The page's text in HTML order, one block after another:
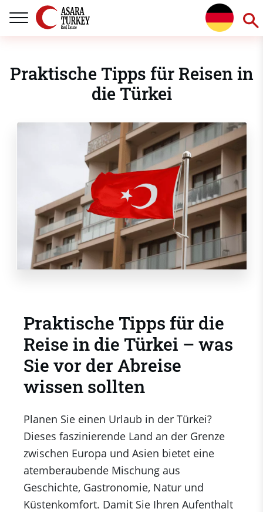
Praktische Tipps für Reisen in
die Türkei
Praktische Tipps für die
Reise in die Türkei – was
Sie vor der Abreise
wissen sollten
Planen Sie einen Urlaub in der Türkei?
Dieses faszinierende Land an der Grenze
zwischen Europa und Asien bietet eine
atemberaubende Mischung aus
Geschichte, Gastronomie, Natur und
Küstenkomfort. Damit Sie Ihren Aufenthalt